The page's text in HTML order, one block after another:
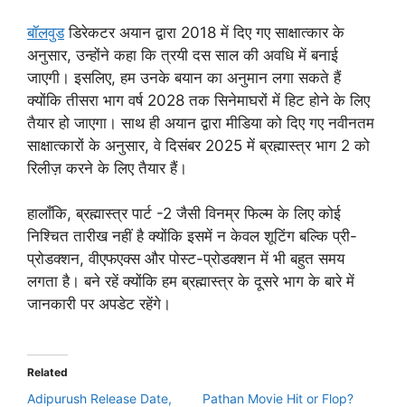
बॉलवुडडिरेकटर अयान द्वारा 2018 में दिए गए साक्षात्कार के
अनुसार, उन्होंने कहा कि त्रयी दस साल की अवधि में बनाई
जाएगी। इसलिए, हम उनके बयान का अनुमान लगा सकते हैं
क्योंकि तीसरा भाग वर्ष 2028 तक सिनेमाघरों में हिट होने के लिए
तैयार हो जाएगा। साथ ही अयान द्वारा मीडिया को दिए गए नवीनतम
साक्षात्कारों के अनुसार, वे दिसंबर 2025 में ब्रह्मास्त्र भाग 2 को
रिलीज़ करने के लिए तैयार हैं।
हालाँकि, ब्रह्मास्त्र पार्ट -2 जैसी विनम्र फिल्म के लिए कोई
निश्चित तारीख नहीं है क्योंकि इसमें न केवल शूटिंग बल्कि प्री-
प्रोडक्शन, वीएफएक्स और पोस्ट-प्रोडक्शन में भी बहुत समय
लगता है। बने रहें क्योंकि हम ब्रह्मास्त्र के दूसरे भाग के बारे में
जानकारी पर अपडेट रहेंगे।
Related
Adipurush Release Date,
Pathan Movie Hit or Flop?